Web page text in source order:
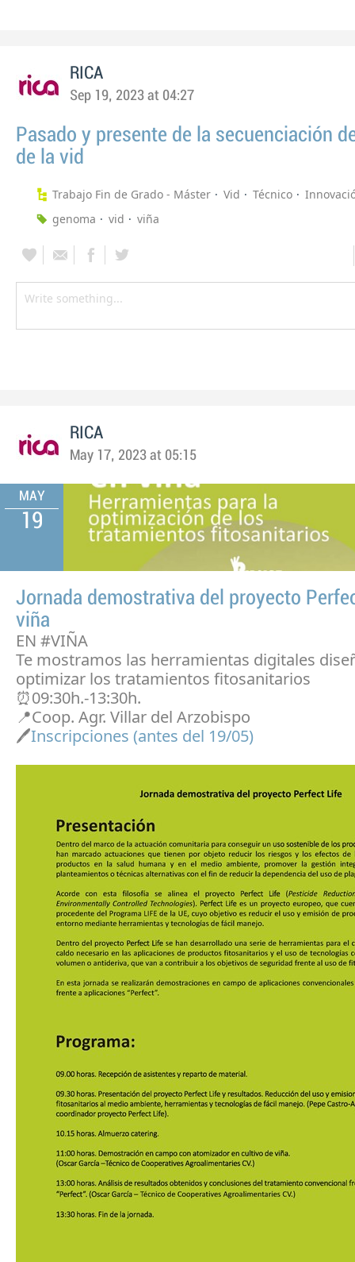
RICA
Sep 19, 2023 at 04:27
Pasado y presente de la secuenciación
de la vid
Trabajo Fin de Grado - Máster Vid Técnico
genoma
vid viña
RICA
May 17, 2023 at 05:15
MAY
19
Jornada demostrativa del proyecto
viña
EN #VIÑA
Te mostramos las herramientas digitales
optimizar los tratamientos fitosanitarios
⏰09:30h.-13:30h.
📍Coop. Agr. Villar del Arzobispo
🖊️Inscripciones (antes del 19/05)